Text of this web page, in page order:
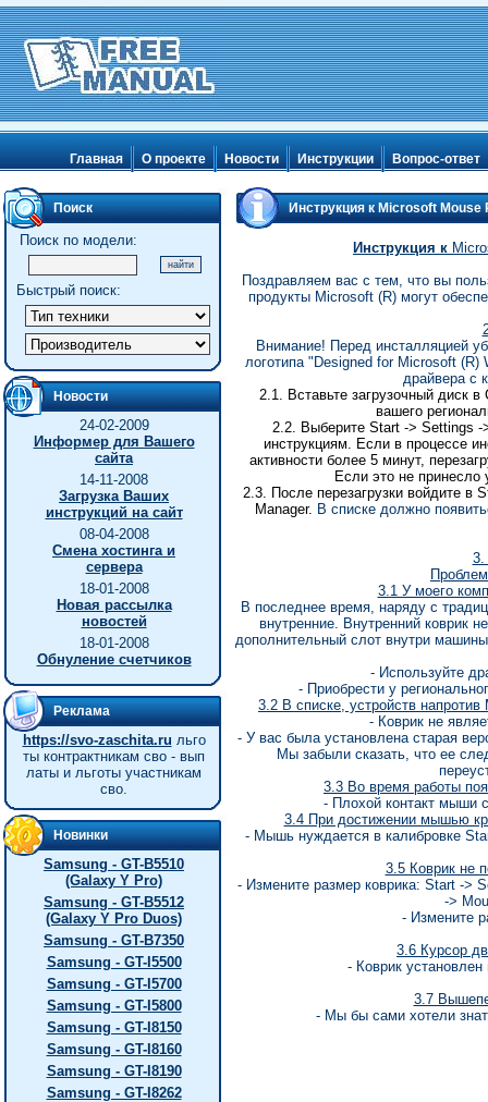
Главная О проекте Новости Инструкции Вопрос-ответ
Поиск
Поиск по модели:
Быстрый поиск:
Новости
24-02-2009
Информер для Вашего
сайта
14-11-2008
Загрузка Ваших
инструкций на сайт
08-04-2008
Смена хостинга и
сервера
18-01-2008
Новая рассылка
новостей
18-01-2008
Обнуление счетчиков
Реклама
https://svo-zaschita.ru льго
ты контрактникам сво - вып
латы и льготы участникам
сво.
Новинки
Samsung - GT-B5510
(Galaxy Y Pro)
Samsung - GT-B5512
(Galaxy Y Pro Duos)
Samsung - GT-B7350
Samsung - GT-I5500
Samsung - GT-I5700
Samsung - GT-I5800
Samsung - GT-I8150
Samsung - GT-I8160
Samsung - GT-I8190
Samsung - GT-I8262
Инструкция к Microsoft Mouse
Инструкция к
Поздравляем вас с тем, что вы
продукты Microsoft (R) могут
Внимание! Перед инсталляцией
логотипа "Designed for Microsoft (R)
драйвера с
2.1. Вставьте загрузочный диск
вашего
2.2. Выберите Start -> Settings -
инструкциям. Если в процессе
активности более 5 минут,
Если это не принесло
2.3. После перезагрузки войдите в
Manager. В списке должно
3.
3.1 У моего
В последнее время, наряду с
внутренние. Внутренний коврик
дополнительный слот внутри
- Используйте
- Приобрести у
3.2 В списке, устройств
- Коврик не
- У вас была установлена старая
Мы забыли сказать, что ее
3.3 Во время работы
- Плохой контакт мыши
3.4 При достижении мышью
- Мышь нуждается в калибровке
3.5 Коврик не
- Измените размер коврика: Start ->
->
- Измените
3.6 Курсор
- Коврик
3.7
- Мы бы сами хотели